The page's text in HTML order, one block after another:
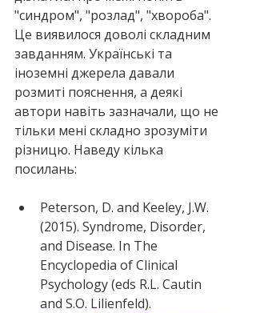
"синдром", "розлад", "хвороба".
Це виявилося доволі складним
завданням. Українські та
іноземні джерела давали
розмиті пояснення, а деякі
автори навіть зазначали, що не
тільки мені складно зрозуміти
різницю. Наведу кілька
посилань:
Peterson, D. and Keeley, J.W.
(2015). Syndrome, Disorder,
and Disease. In The
Encyclopedia of Clinical
Psychology (eds R.L. Cautin
and S.O. Lilienfeld).